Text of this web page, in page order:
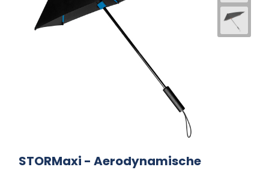
STORMaxi - Aerodynamische